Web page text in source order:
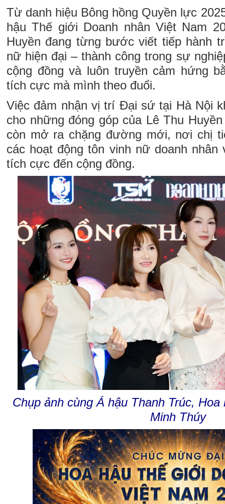
Từ danh hiệu Bông hồng Quyền lực
hậu Thế giới Doanh nhân Việt Nam
Huyền đang từng bước viết tiếp hành
nữ hiện đại – thành công trong sự
cộng đồng và luôn truyền cảm hứng
tích cực mà mình theo đuổi.
Việc đảm nhận vị trí Đại sứ tại Hà Nội
cho những đóng góp của Lê Thu
còn mở ra chặng đường mới, nơi chị
các hoạt động tôn vinh nữ doanh
tích cực đến cộng đồng.
Chụp ảnh cùng Á hậu Thanh Trúc,
Minh Thúy